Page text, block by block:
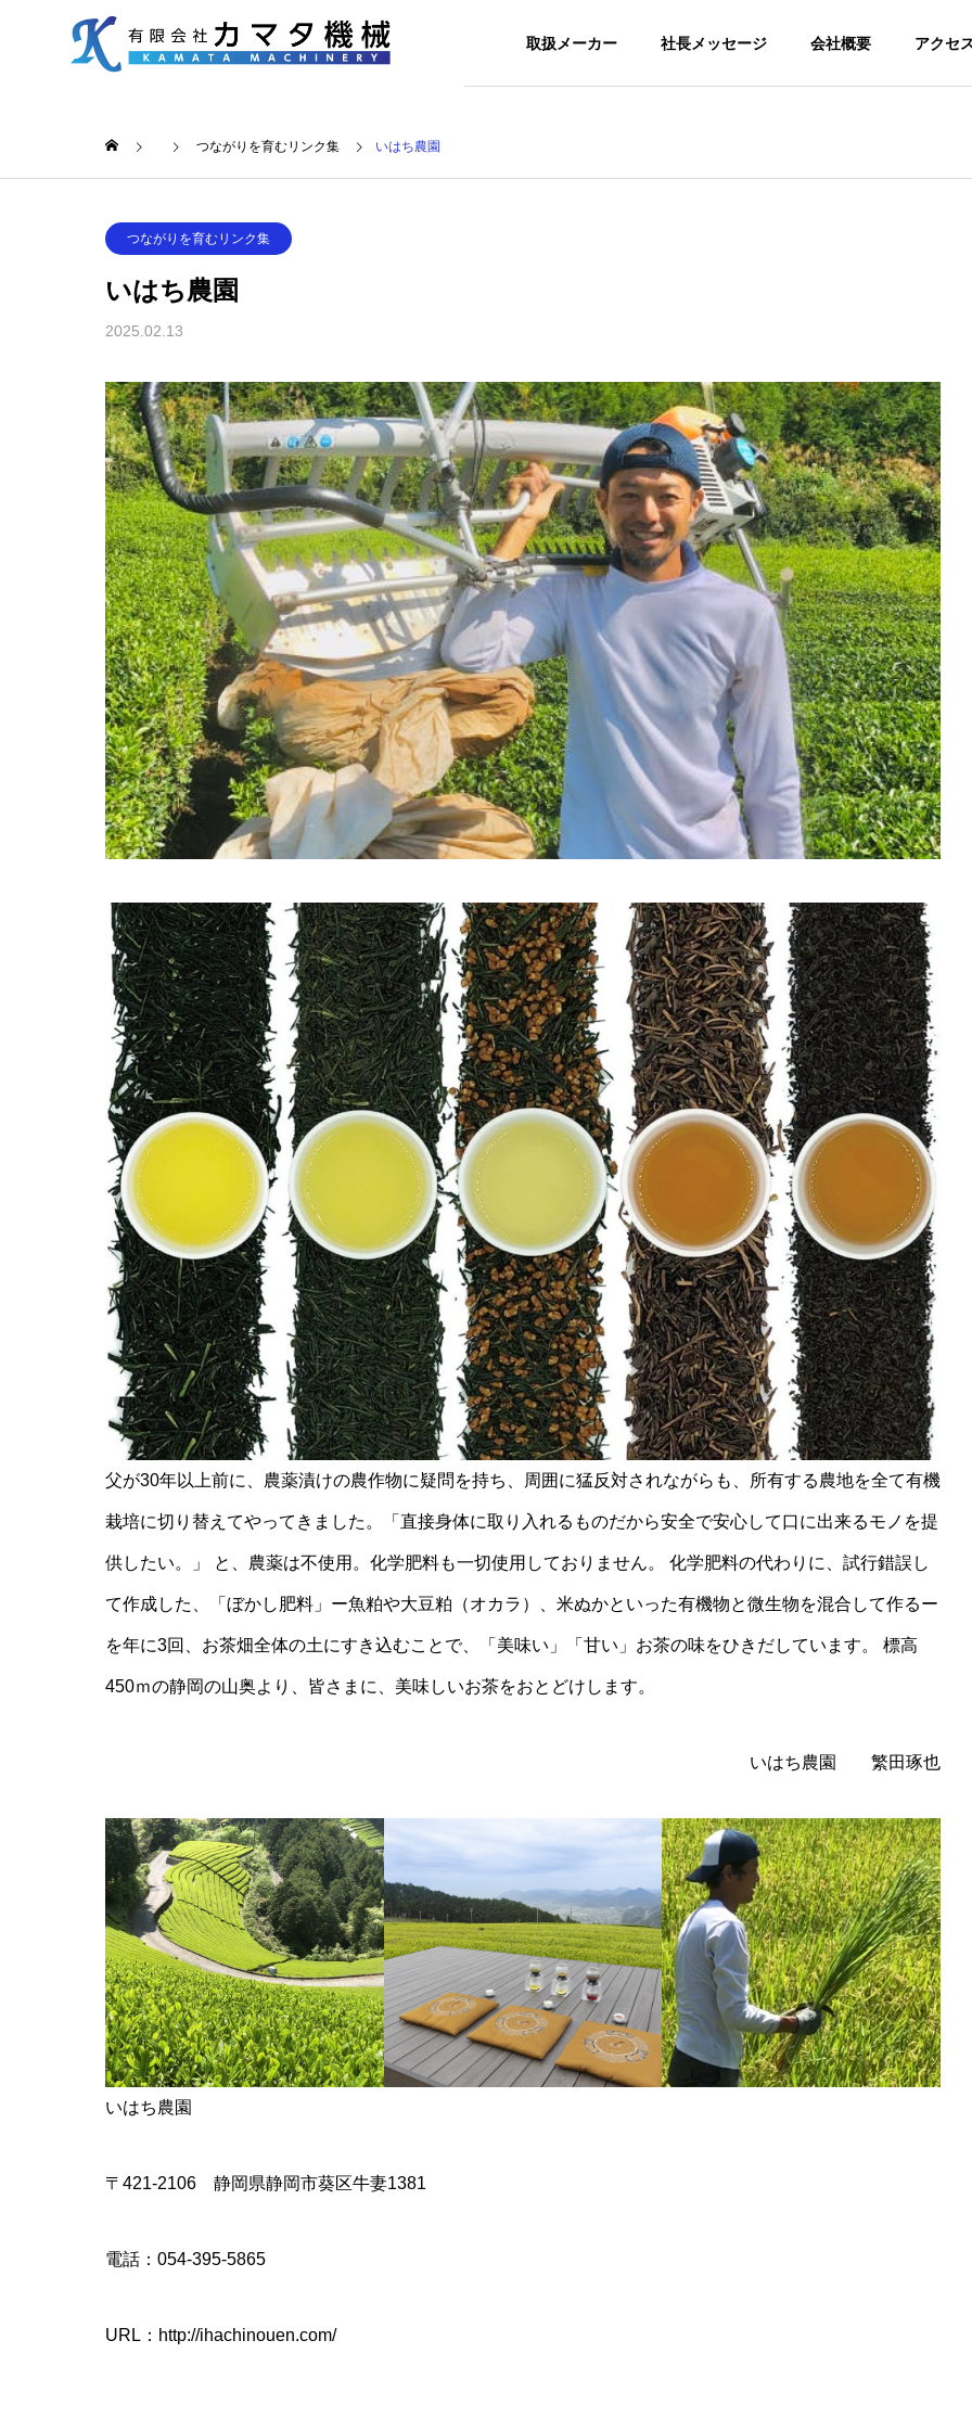
取扱メーカー 社長メッセージ 会社概要 アクセ
つながりを育むリンク集 いはち農園
つながりを育むリンク集
いはち農園
2025.02.13
父が30年以上前に、農薬漬けの農作物に疑問を持ち、周囲に猛反対されながらも、所有する農地を全て有機
栽培に切り替えてやってきました。「直接身体に取り入れるものだから安全で安心して口に出来るモノを提
供したい。」 と、農薬は不使用。化学肥料も一切使用しておりません。 化学肥料の代わりに、試行錯誤し
て作成した、「ぼかし肥料」ー魚粕や大豆粕（オカラ）、米ぬかといった有機物と微生物を混合して作るー
を年に3回、お茶畑全体の土にすき込むことで、「美味い」「甘い」お茶の味をひきだしています。 標高
450ｍの静岡の山奥より、皆さまに、美味しいお茶をおとどけします。
いはち農園 繁田琢也
いはち農園
〒421-2106 静岡県静岡市葵区牛妻1381
電話：054-395-5865
URL： http://ihachinouen.com/